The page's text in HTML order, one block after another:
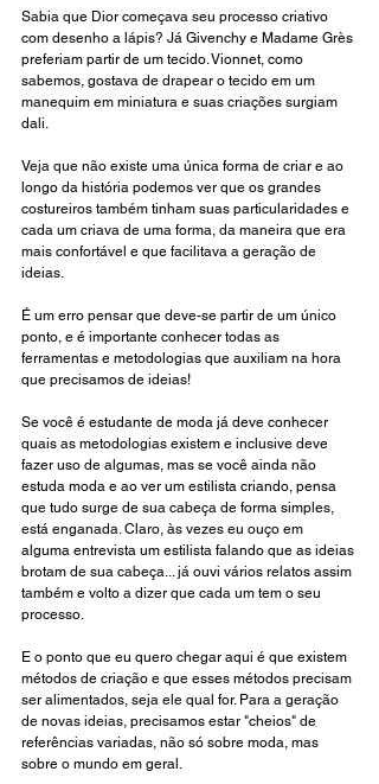
Sabia que Dior começava seu processo criativo
com desenho a lápis? Já Givenchy e Madame Grès
preferiam partir de um tecido. Vionnet, como
sabemos, gostava de drapear o tecido em um
manequim em miniatura e suas criações surgiam
dali.
Veja que não existe uma única forma de criar e ao
longo da história podemos ver que os grandes
costureiros também tinham suas particularidades e
cada um criava de uma forma, da maneira que era
mais confortável e que facilitava a geração de
ideias.
É um erro pensar que deve-se partir de um único
ponto, e é importante conhecer todas as
ferramentas e metodologias que auxiliam na hora
que precisamos de ideias!
Se você é estudante de moda já deve conhecer
quais as metodologias existem e inclusive deve
fazer uso de algumas, mas se você ainda não
estuda moda e ao ver um estilista criando, pensa
que tudo surge de sua cabeça de forma simples,
está enganada. Claro, às vezes eu ouço em
alguma entrevista um estilista falando que as ideias
brotam de sua cabeça... já ouvi vários relatos assim
também e volto a dizer que cada um tem o seu
processo.
E o ponto que eu quero chegar aqui é que existem
métodos de criação e que esses métodos precisam
ser alimentados, seja ele qual for. Para a geração
de novas ideias, precisamos estar "cheios" de
referências variadas, não só sobre moda, mas
sobre o mundo em geral.